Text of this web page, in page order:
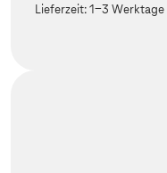
Lieferzeit:1-3 Werktage